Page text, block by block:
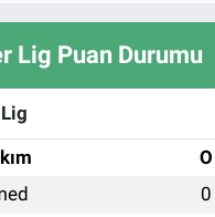
Lig Puan Durumu
O
0